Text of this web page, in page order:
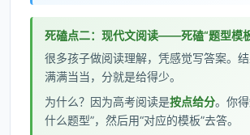
死磕点二：现代文阅读——死磕“题型模
很多孩子做阅读理解，凭感觉写答案。
满满当当，分就是给得少。
为什么？因为高考阅读是按点给分。你
什么题型”，然后用“对应的模板”去答。